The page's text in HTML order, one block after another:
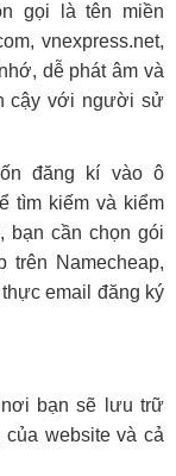
gọi là tên miền
vnexpress.net,
dễ phát âm và
cậy với người sử
đăng kí vào ô
tìm kiếm và kiểm
bạn cần chọn gói
trên Namecheap,
email đăng ký
nơi bạn sẽ lưu trữ
website và cả